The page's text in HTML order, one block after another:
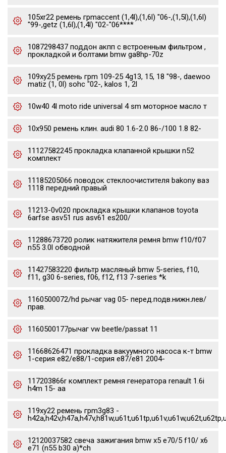
105xr22 ремень грmaccent (1,4l),(1,6l) "06-,(1,5l),(1,6l)
"99-,getz (1,6l),(1,4l) "02-"06****
1087298437 поддон акпп с встроенным фильтром ,
прокладкой и болтами bmw ga8hp-70z
109xy25 ремень грm 109-25 4g13, 15, 18 "98-, daewoo
matiz (1, 0l) sohc "02-, kalos 1, 2l
10w40 4l moto ride universal 4 sm моторное масло т
10x950 ремень клин. audi 80 1.6-2.0 86-/100 1.8 82-
11127582245 прокладка клапанной крышки n52
комплект
11185205066 поводок стеклоочистителя bakony ваз
1118 передний правый
11213-0v020 прокладка крышки клапанов toyota
6arfse asv51 rus asv61 es200/
11288673720 ролик натяжителя ремня bmw f10/f07
n55 3.0l обводной
11427583220 фильтр масляный bmw 5-series, f10,
f11, g30 6-series, f06, f12, f13 7-series *k
1160500072/hd рычаг vag 05- перед.подв.нижн.лев/
прав.
1160500177рычаг vw beetle/passat 11
11668626471 прокладка вакуумного насоса к-т bmw
1-серия e82/e88/1-серия e87/e81 2004-
117203866r комплект ремня генератора renault 1.6i
h4m 15- aa
119xy22 ремень грm3g83 -
12120037582 свеча зажигания bmw x5 e70/5 f10/ x6
e71 (n55 b30 a)*ch